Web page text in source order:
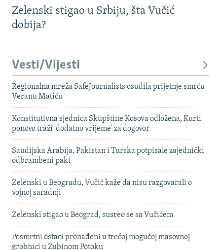
Zelenski stigao u Srbiju, šta Vučić
dobija?
Vesti/Vijesti
Regionalna mreža SafeJournalists osudila prijetnje smrću
Veranu Matiću
Konstitutivna sjednica Skupštine Kosova odložena, Kurti
ponovo traži 'dodatno vrijeme' za dogovor
Saudijska Arabija, Pakistan i Turska potpisale zajednički
odbrambeni pakt
Zelenski u Beogradu, Vučić kaže da nisu razgovarali o
vojnoj saradnji
Zelenski stigao u Beograd, susreo se sa Vučićem
Posmrtni ostaci pronađeni u trećoj mogućoj masovnoj
grobnici u Zubinom Potoku